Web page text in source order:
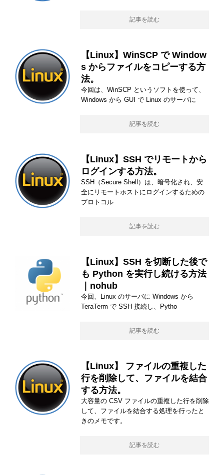
記事を読む
【Linux】WinSCP で Window
s からファイルをコピーする方
法。
今回は、WinSCP というソフトを使って、
Windows から GUI で Linux のサーバに
記事を読む
【Linux】SSH でリモートから
ログインする方法。
SSH（Secure Shell）は、暗号化され、安
全にリモートホストにログインするための
プロトコル
記事を読む
【Linux】SSH を切断した後で
も Python を実行し続ける方法
｜nohub
今回、Linux のサーバに Windows から
TeraTerm で SSH 接続し、Pytho
記事を読む
【Linux】 ファイルの重複した
行を削除して、ファイルを結合
する方法。
大容量の CSV ファイルの重複した行を削除
して、ファイルを結合する処理を行ったと
きのメモです。
記事を読む